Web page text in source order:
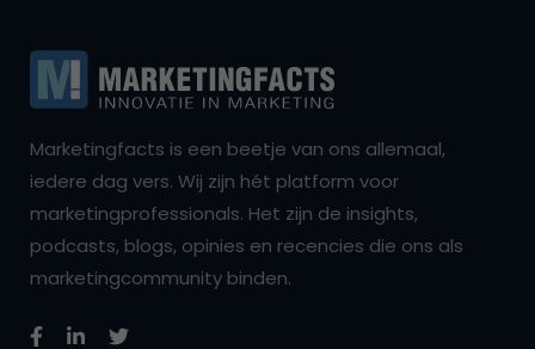
Marketingfacts is een beetje van ons allemaal,
iedere dag vers. Wij zijn hét platform voor
marketingprofessionals. Het zijn de insights,
podcasts, blogs, opinies en recencies die ons als
marketingcommunity binden.